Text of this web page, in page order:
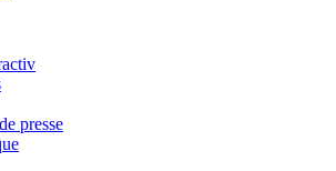
presse